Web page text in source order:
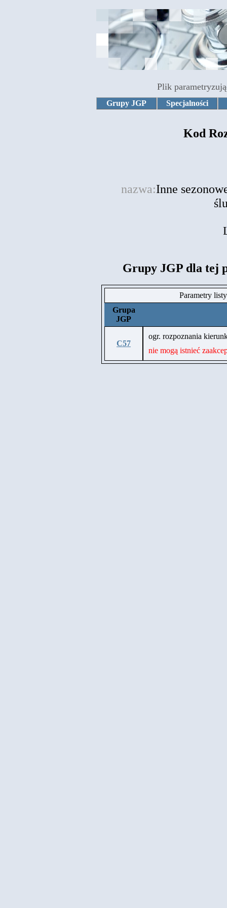
Plik
Grupy JGP Specjalności
Kod
nazwa:Inne
Grupy JGP dla tej
Parametry
Grupa
JGP
C57
ogr. rozpoznania
nie mogą istnieć